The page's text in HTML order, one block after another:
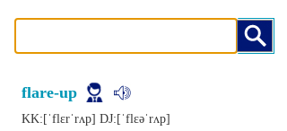
flare-up
KK:[ˈflɛrˈrʌp] DJ:[ˈflɛǝˈrʌp]